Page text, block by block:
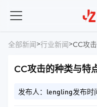
全部新闻>行业新闻>CC攻
CC攻击的种类与特
发布人：lengling发布时